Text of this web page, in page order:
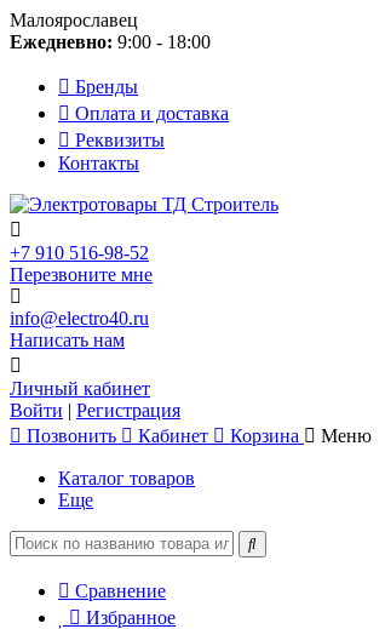
Малоярославец
Ежедневно: 9:00 - 18:00
Бренды
Оплата и доставка
Реквизиты
Контакты
+7 910 516-98-52
Перезвоните мне
info@electro40.ru
Написать нам
Личный кабинет
Войти | Регистрация
Позвонить
Кабинет Корзина Меню
Каталог товаров
Еще
Сравнение
Избранное